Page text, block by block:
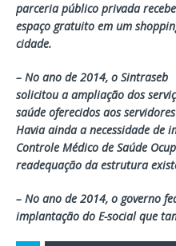
parceria público privada
espaço gratuito em um
cidade.
– No ano de 2014, o Sintraseb
solicitou a ampliação dos
saúde oferecidos aos
Havia ainda a necessidade de
Controle Médico de Saúde
readequação da estrutura
– No ano de 2014, o governo
implantação do E-social que